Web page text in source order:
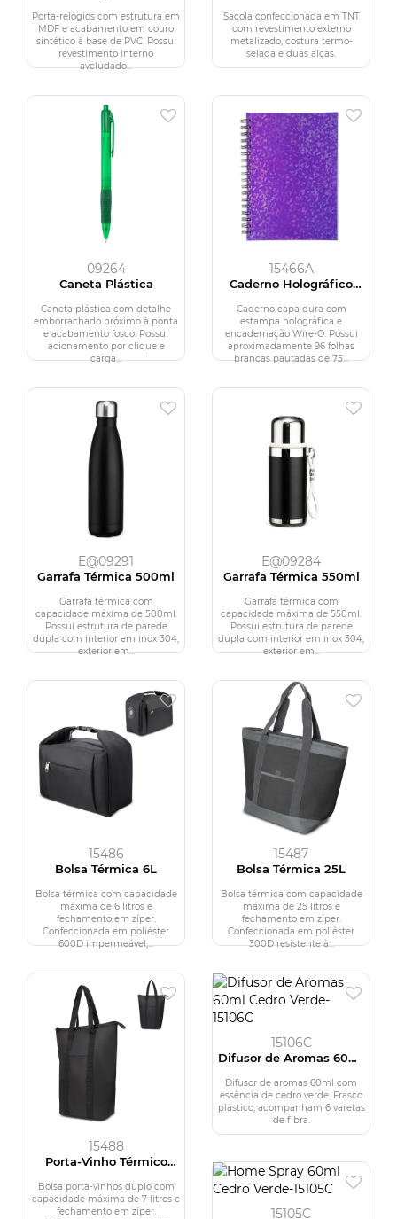
Porta-relógios com estrutura em
MDF e acabamento em couro
sintético à base de PVC. Possui
revestimento interno
aveludado...
Sacola confeccionada em TNT
com revestimento externo
metalizado, costura termo-
selada e duas alças.
09264
Caneta Plástica
Caneta plástica com detalhe
emborrachado próximo à ponta
e acabamento fosco. Possui
acionamento por clique e
carga...
15466A
Caderno Holográfico
Caderno capa dura com
estampa holográfica e
encadernação Wire-O. Possui
aproximadamente 96 folhas
brancas pautadas de 75...
E@09291
Garrafa Térmica 500ml
Garrafa térmica com
capacidade máxima de 500ml.
Possui estrutura de parede
dupla com interior em inox 304,
exterior em...
E@09284
Garrafa Térmica 550ml
Garrafa térmica com
capacidade máxima de 550ml.
Possui estrutura de parede
dupla com interior em inox 304,
exterior em...
15486
Bolsa Térmica 6L
Bolsa térmica com capacidade
máxima de 6 litros e
fechamento em zíper.
Confeccionada em poliéster
600D impermeável,...
15487
Bolsa Térmica 25L
Bolsa térmica com capacidade
máxima de 25 litros e
fechamento em zíper.
Confeccionada em poliéster
300D resistente à...
15488
Porta-Vinho Térmico
Bolsa porta-vinhos duplo com
capacidade máxima de 7 litros e
fechamento em zíper.
15106C
Difusor de Aromas 60ml
Difusor de aromas 60ml com
essência de cedro verde. Frasco
plástico, acompanham 6 varetas
de fibra.
15105C